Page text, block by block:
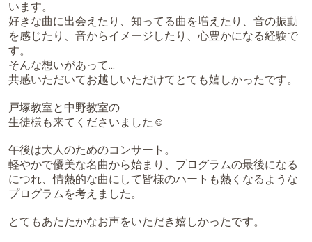
います。
好きな曲に出会えたり、知ってる曲を増えたり、音の振動
を感じたり、音からイメージしたり、心豊かになる経験で
す。
そんな想いがあって...
共感いただいてお越しいただけてとても嬉しかったです。
戸塚教室と中野教室の
生徒様も来てくださいました☺️
午後は大人のためのコンサート。
軽やかで優美な名曲から始まり、プログラムの最後になる
につれ、情熱的な曲にして皆様のハートも熱くなるような
プログラムを考えました。
とてもあたたかなお声をいただき嬉しかったです。